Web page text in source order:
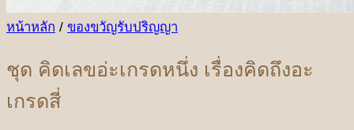
หน้าหลัก / ของขวัญรับปริญญา
ชุด คิดเลขอ่ะเกรดหนึ่ง เรื่องคิดถึงอะ
เกรดสี่